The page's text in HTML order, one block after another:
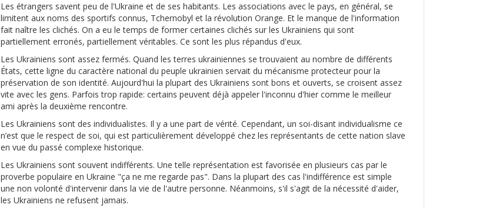
Les étrangers savent peu de l'Ukraine et de ses habitants. Les associations avec le pays, en général, se
limitent aux noms des sportifs connus, Tchernobyl et la révolution Orange. Et le manque de l'information
fait naître les clichés. On a eu le temps de former certaines clichés sur les Ukrainiens qui sont
partiellement erronés, partiellement véritables. Ce sont les plus répandus d'eux.
Les Ukrainiens sont assez fermés. Quand les terres ukrainiennes se trouvaient au nombre de différents
États, cette ligne du caractère national du peuple ukrainien servait du mécanisme protecteur pour la
préservation de son identité. Aujourd'hui la plupart des Ukrainiens sont bons et ouverts, se croisent assez
vite avec les gens. Parfois trop rapide: certains peuvent déjà appeler l'inconnu d'hier comme le meilleur
ami après la deuxième rencontre.
Les Ukrainiens sont des individualistes. Il y a une part de vérité. Cependant, un soi-disant individualisme ce
n’est que le respect de soi, qui est particulièrement développé chez les représentants de cette nation slave
en vue du passé complexe historique.
Les Ukrainiens sont souvent indifférents. Une telle représentation est favorisée en plusieurs cas par le
proverbe populaire en Ukraine "ça ne me regarde pas". Dans la plupart des cas l'indifférence est simple
une non volonté d'intervenir dans la vie de l'autre personne. Néanmoins, s'il s'agit de la nécessité d'aider,
les Ukrainiens ne refusent jamais.